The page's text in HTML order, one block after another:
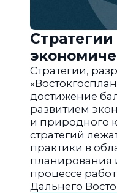
Стратегии,
достижение
развитием
и природного
стратегий
практики в
планирования
процессе
Дальнего